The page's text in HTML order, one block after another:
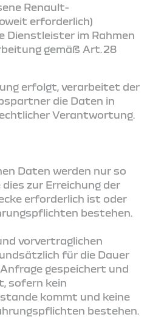
Renault-
erforderlich)
Dienstleister im Rahmen
gemäß Art. 28
erfolgt, verarbeitet der
die Daten in
Verantwortung.
Daten werden nur so
zur Erreichung der
erforderlich ist oder
bestehen.
vorvertraglichen
für die Dauer
gespeichert und
sofern kein
kommt und keine
bestehen.